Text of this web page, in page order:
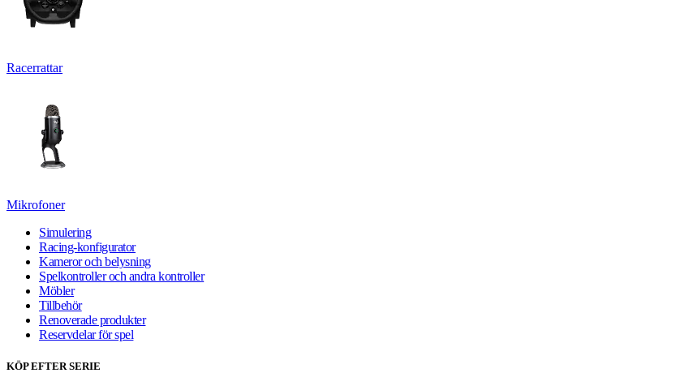
Racerrattar
Mikrofoner
Simulering
Racing-konfigurator
Kameror och belysning
Spelkontroller och andra kontroller
Möbler
Tillbehör
Renoverade produkter
Reservdelar för spel
KÖP EFTER SERIE